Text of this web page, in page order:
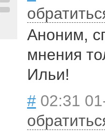
Аноним,
мнения
Ильи!
# 02:31